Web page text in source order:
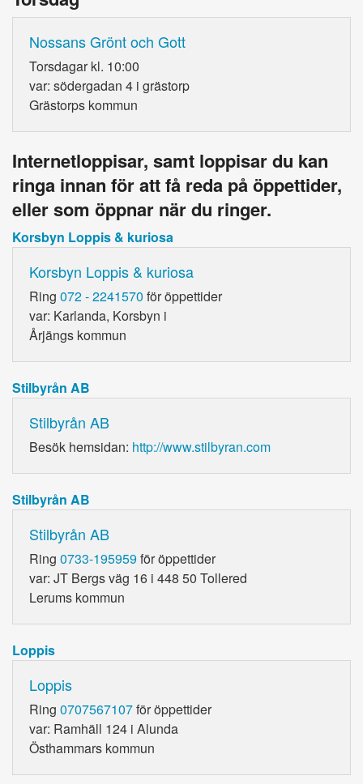
Nossans Grönt och Gott
Torsdagar kl. 10:00
var: södergadan 4 i grästorp
Grästorps kommun
Internetloppisar, samt loppisar du kan
ringa innan för att få reda på öppettider,
eller som öppnar när du ringer.
Korsbyn Loppis & kuriosa
Korsbyn Loppis & kuriosa
Ring 072 - 2241570 för öppettider
var: Karlanda, Korsbyn i
Årjängs kommun
Stilbyrån AB
Stilbyrån AB
Besök hemsidan: http://www.stilbyran.com
Stilbyrån AB
Stilbyrån AB
Ring 0733-195959för öppettider
var: JT Bergs väg 16 i 448 50 Tollered
Lerums kommun
Loppis
Loppis
Ring 0707567107för öppettider
var: Ramhäll 124 i Alunda
Östhammars kommun